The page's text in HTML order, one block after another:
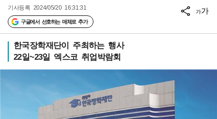
기사등록 2024/05/20 16:31:31
구글에서 선호하는 매체로 추가
가가
한국장학재단이 주최하는 행사
22일~23일 엑스코 취업박람회